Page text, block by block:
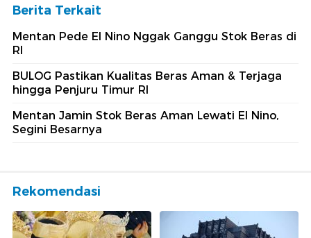
Berita Terkait
Mentan Pede El Nino Nggak Ganggu Stok Beras di
RI
BULOG Pastikan Kualitas Beras Aman & Terjaga
hingga Penjuru Timur RI
Mentan Jamin Stok Beras Aman Lewati El Nino,
Segini Besarnya
Rekomendasi